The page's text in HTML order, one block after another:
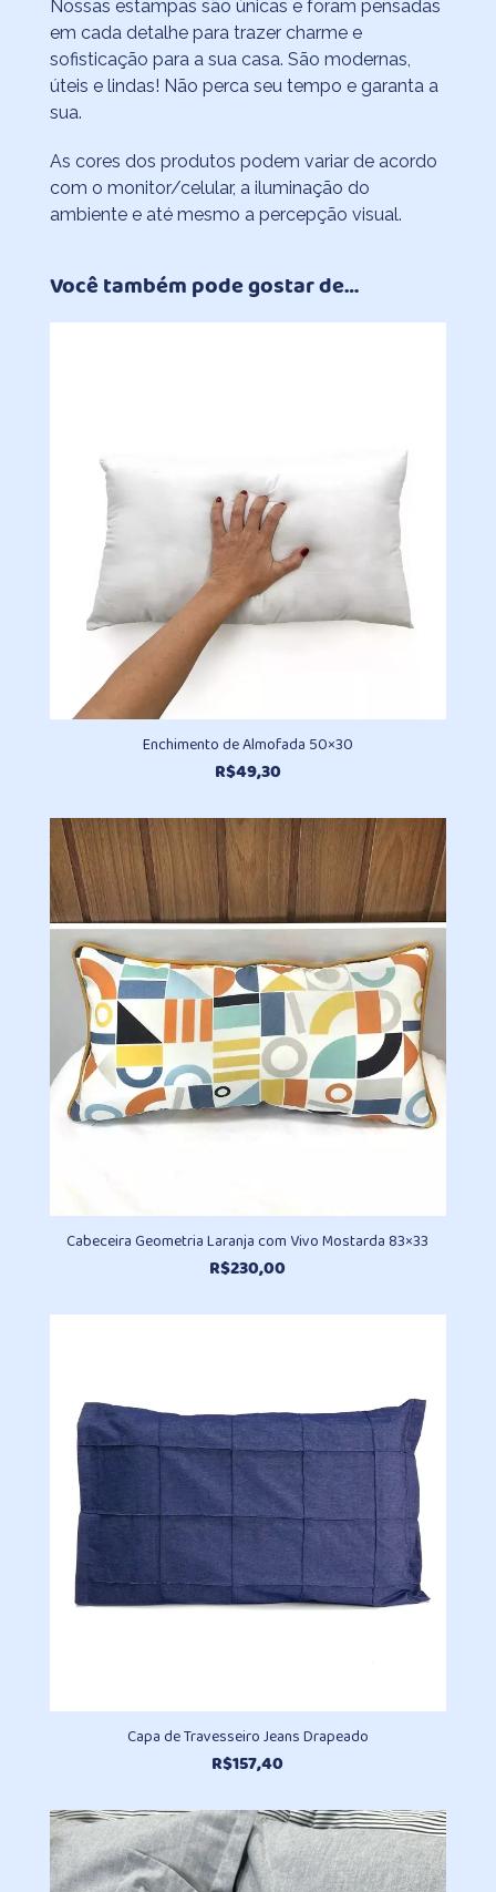
Nossas estampas são únicas e foram pensadas
em cada detalhe para trazer charme e
sofisticação para a sua casa. São modernas,
úteis e lindas! Não perca seu tempo e garanta a
sua.
As cores dos produtos podem variar de acordo
com o monitor/celular, a iluminação do
ambiente e até mesmo a percepção visual.
Você também pode gostar de…
Enchimento de Almofada 50×30
R$49,30
Cabeceira Geometria Laranja com Vivo Mostarda 83×33
R$230,00
Capa de Travesseiro Jeans Drapeado
R$157,40